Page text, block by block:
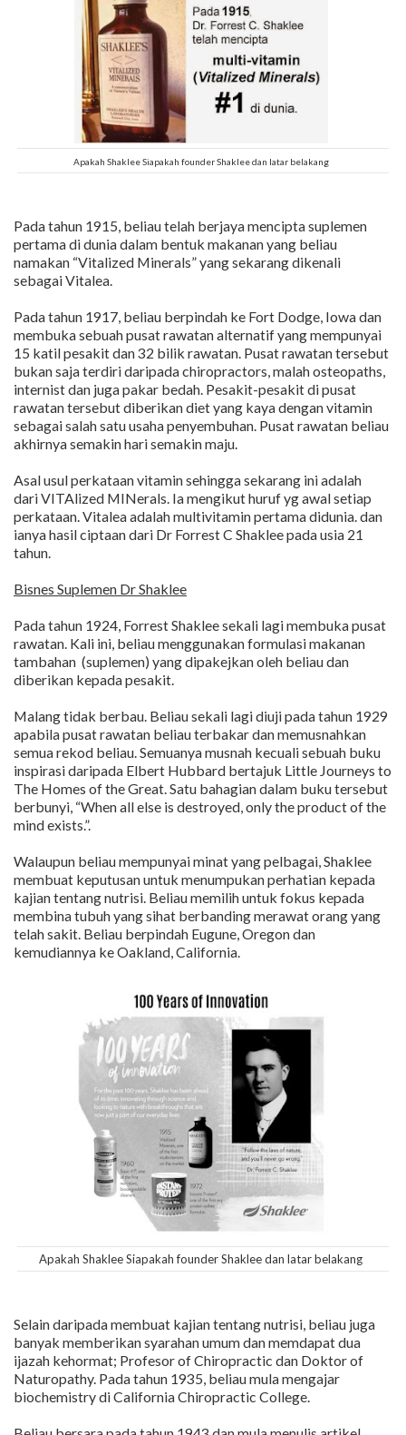
Apakah Shaklee Siapakah founder Shaklee dan latar belakang
Pada tahun 1915, beliau telah berjaya mencipta suplemen
pertama di dunia dalam bentuk makanan yang beliau
namakan “Vitalized Minerals” yang sekarang dikenali
sebagai Vitalea.
Pada tahun 1917, beliau berpindah ke Fort Dodge, Iowa dan
membuka sebuah pusat rawatan alternatif yang mempunyai
15 katil pesakit dan 32 bilik rawatan. Pusat rawatan tersebut
bukan saja terdiri daripada chiropractors, malah osteopaths,
internist dan juga pakar bedah. Pesakit-pesakit di pusat
rawatan tersebut diberikan diet yang kaya dengan vitamin
sebagai salah satu usaha penyembuhan. Pusat rawatan beliau
akhirnya semakin hari semakin maju.
Asal usul perkataan vitamin sehingga sekarang ini adalah
dari VITAlized MINerals. Ia mengikut huruf yg awal setiap
perkataan. Vitalea adalah multivitamin pertama didunia. dan
ianya hasil ciptaan dari Dr Forrest C Shaklee pada usia 21
tahun.
Bisnes Suplemen Dr Shaklee
Pada tahun 1924, Forrest Shaklee sekali lagi membuka pusat
rawatan. Kali ini, beliau menggunakan formulasi makanan
tambahan (suplemen) yang dipakejkan oleh beliau dan
diberikan kepada pesakit.
Malang tidak berbau. Beliau sekali lagi diuji pada tahun 1929
apabila pusat rawatan beliau terbakar dan memusnahkan
semua rekod beliau. Semuanya musnah kecuali sebuah buku
inspirasi daripada Elbert Hubbard bertajuk Little Journeys to
The Homes of the Great. Satu bahagian dalam buku tersebut
berbunyi, “When all else is destroyed, only the product of the
mind exists.”.
Walaupun beliau mempunyai minat yang pelbagai, Shaklee
membuat keputusan untuk menumpukan perhatian kepada
kajian tentang nutrisi. Beliau memilih untuk fokus kepada
membina tubuh yang sihat berbanding merawat orang yang
telah sakit. Beliau berpindah Eugune, Oregon dan
kemudiannya ke Oakland, California.
Apakah Shaklee Siapakah founder Shaklee dan latar belakang
Selain daripada membuat kajian tentang nutrisi, beliau juga
banyak memberikan syarahan umum dan memdapat dua
ijazah kehormat; Profesor of Chiropractic dan Doktor of
Naturopathy. Pada tahun 1935, beliau mula mengajar
biochemistry di California Chiropractic College.